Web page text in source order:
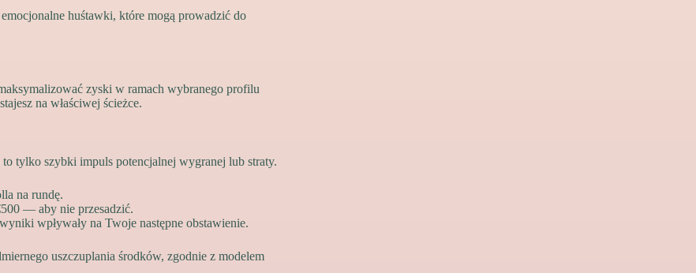
huśtawki, które mogą prowadzić do
zyski w ramach wybranego profilu
na właściwej ścieżce.
tylko szybki impuls potencjalnej wygranej lub straty.
na rundę.
— aby nie przesadzić.
wpływały na Twoje następne obstawienie.
uszczuplania środków, zgodnie z modelem